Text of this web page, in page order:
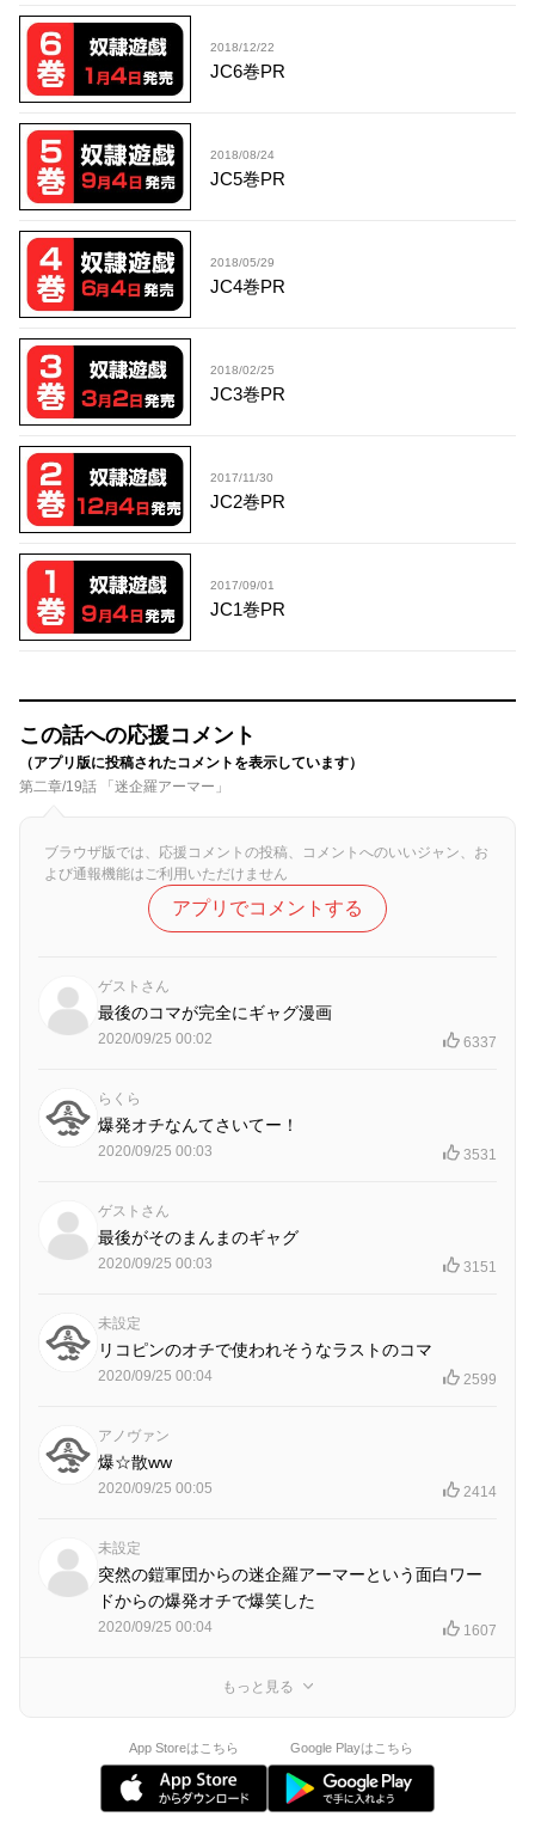
2018/12/22
JC6巻PR
2018/08/24
JC5巻PR
2018/05/29
JC4巻PR
2018/02/25
JC3巻PR
2017/11/30
JC2巻PR
2017/09/01
JC1巻PR
この話への応援コメント
（アプリ版に投稿されたコメントを表示しています）
第二章/19話 「迷企羅アーマー」
ブラウザ版では、応援コメントの投稿、コメントへのいいジャン、お
よび通報機能はご利用いただけません
アプリでコメントする
ゲストさん
最後のコマが完全にギャグ漫画
2020/09/25 00:02 6337
らくら
爆発オチなんてさいてー！
2020/09/25 00:03 3531
ゲストさん
最後がそのまんまのギャグ
2020/09/25 00:03 3151
未設定
リコピンのオチで使われそうなラストのコマ
2020/09/25 00:04 2599
アノヴァン
爆☆散ww
2020/09/25 00:05 2414
未設定
突然の鎧軍団からの迷企羅アーマーという面白ワー
ドからの爆発オチで爆笑した
2020/09/25 00:04 1607
もっと見る
App Storeはこちら Google Playはこちら